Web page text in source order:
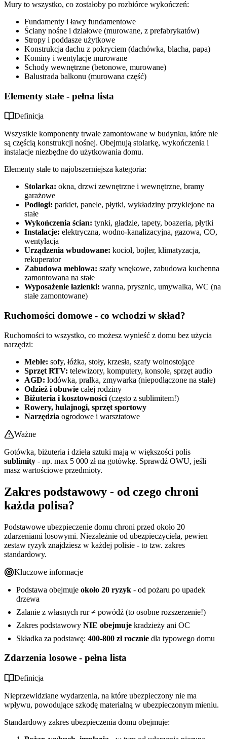
Mury to wszystko, co zostałoby po rozbiórce wykończeń:
Fundamenty i ławy fundamentowe
Ściany nośne i działowe (murowane, z prefabrykatów)
Stropy i poddasze użytkowe
Konstrukcja dachu z pokryciem (dachówka, blacha, papa)
Kominy i wentylacje murowane
Schody wewnętrzne (betonowe, murowane)
Balustrada balkonu (murowana część)
Elementy stałe - pełna lista
Definicja
Wszystkie komponenty trwale zamontowane w budynku, które nie
są częścią konstrukcji nośnej. Obejmują stolarkę, wykończenia i
instalacje niezbędne do użytkowania domu.
Elementy stałe to najobszerniejsza kategoria:
Stolarka: okna, drzwi zewnętrzne i wewnętrzne, bramy
garażowe
Podłogi: parkiet, panele, płytki, wykładziny przyklejone na
stałe
Wykończenia ścian: tynki, gładzie, tapety, boazeria, płytki
Instalacje: elektryczna, wodno-kanalizacyjna, gazowa, CO,
wentylacja
Urządzenia wbudowane: kocioł, bojler, klimatyzacja,
rekuperator
Zabudowa meblowa: szafy wnękowe, zabudowa kuchenna
zamontowana na stałe
Wyposażenie łazienki: wanna, prysznic, umywalka, WC (na
stałe zamontowane)
Ruchomości domowe - co wchodzi w skład?
Ruchomości to wszystko, co możesz wynieść z domu bez użycia
narzędzi:
Meble: sofy, łóżka, stoły, krzesła, szafy wolnostojące
Sprzęt RTV: telewizory, komputery, konsole, sprzęt audio
AGD: lodówka, pralka, zmywarka (niepodłączone na stałe)
Odzież i obuwie całej rodziny
Biżuteria i kosztowności (często z sublimitem!)
Rowery, hulajnogi, sprzęt sportowy
Narzędzia ogrodowe i warsztatowe
Ważne
Gotówka, biżuteria i dzieła sztuki mają w większości polis
sublimity - np. max 5 000 zł na gotówkę. Sprawdź OWU, jeśli
masz wartościowe przedmioty.
Zakres podstawowy - od czego chroni
każda polisa?
Podstawowe ubezpieczenie domu chroni przed około 20
zdarzeniami losowymi. Niezależnie od ubezpieczyciela, pewien
zestaw ryzyk znajdziesz w każdej polisie - to tzw. zakres
standardowy.
Kluczowe informacje
Podstawa obejmuje około 20 ryzyk - od pożaru po upadek
drzewa
Zalanie z własnych rur ≠ powódź (to osobne rozszerzenie!)
Zakres podstawowy NIE obejmuje kradzieży ani OC
Składka za podstawę: 400-800 zł rocznie dla typowego domu
Zdarzenia losowe - pełna lista
Definicja
Nieprzewidziane wydarzenia, na które ubezpieczony nie ma
wpływu, powodujące szkodę materialną w ubezpieczonym mieniu.
Standardowy zakres ubezpieczenia domu obejmuje: